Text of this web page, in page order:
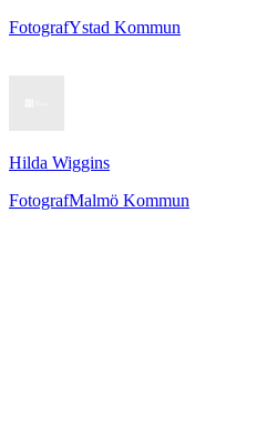
FotografYstad Kommun
Hilda Wiggins
FotografMalmö Kommun